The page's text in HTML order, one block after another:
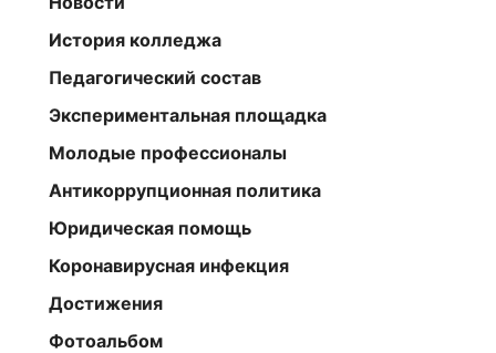
История колледжа
Педагогический состав
Экспериментальная площадка
Молодые профессионалы
Антикоррупционная политика
Юридическая помощь
Коронавирусная инфекция
Достижения
Фотоальбом